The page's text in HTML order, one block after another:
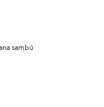
sambú